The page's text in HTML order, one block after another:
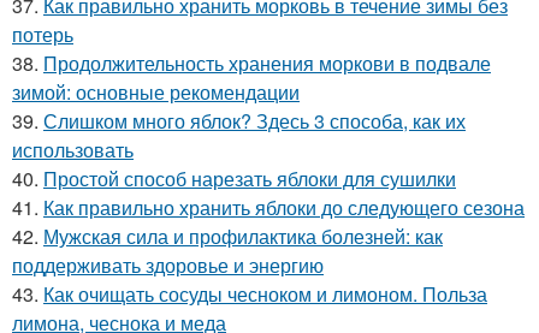
потерь
38. Продолжительность хранения моркови в подвале
зимой: основные рекомендации
39. Слишком много яблок? Здесь 3 способа, как их
использовать
40. Простой способ нарезать яблоки для сушилки
41. Как правильно хранить яблоки до следующего сезона
42. Мужская сила и профилактика болезней: как
поддерживать здоровье и энергию
43. Как очищать сосуды чесноком и лимоном. Польза
лимона, чеснока и меда